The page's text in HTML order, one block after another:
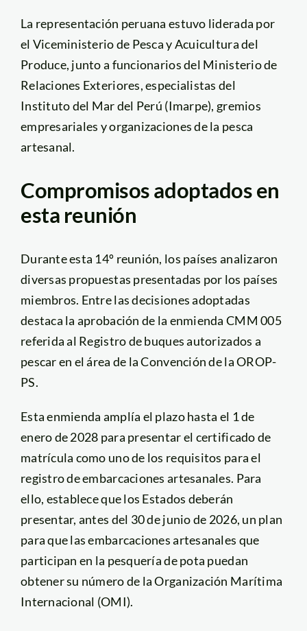
La representación peruana estuvo liderada por
el Viceministerio de Pesca y Acuicultura del
Produce, junto a funcionarios del Ministerio de
Relaciones Exteriores, especialistas del
Instituto del Mar del Perú (Imarpe), gremios
empresariales y organizaciones de la pesca
artesanal.
Compromisos adoptados en
esta reunión
Durante esta 14º reunión, los países analizaron
diversas propuestas presentadas por los países
miembros. Entre las decisiones adoptadas
destaca la aprobación de la enmienda CMM 005
referida al Registro de buques autorizados a
pescar en el área de la Convención de la OROP-
PS.
Esta enmienda amplía el plazo hasta el 1 de
enero de 2028 para presentar el certificado de
matrícula como uno de los requisitos para el
registro de embarcaciones artesanales. Para
ello, establece que los Estados deberán
presentar, antes del 30 de junio de 2026, un plan
para que las embarcaciones artesanales que
participan en la pesquería de pota puedan
obtener su número de la Organización Marítima
Internacional (OMI).